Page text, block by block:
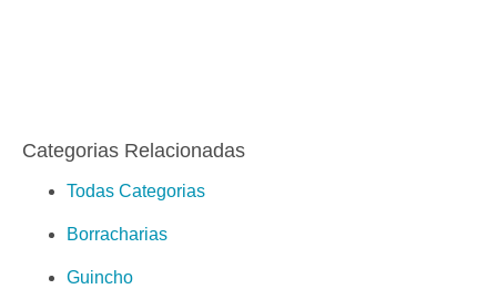
Categorias Relacionadas
Todas Categorias
Borracharias
Guincho